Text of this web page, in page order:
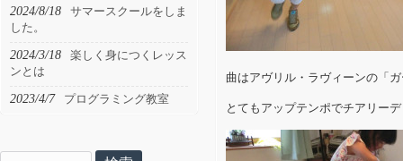
曲はアヴリル・ラヴィーンの「
とてもアップテンポでチアリー
2024/8/18
サマースクールをしま
した。
2024/3/18
楽しく身につくレッス
ンとは
2023/4/7 プログラミング教室